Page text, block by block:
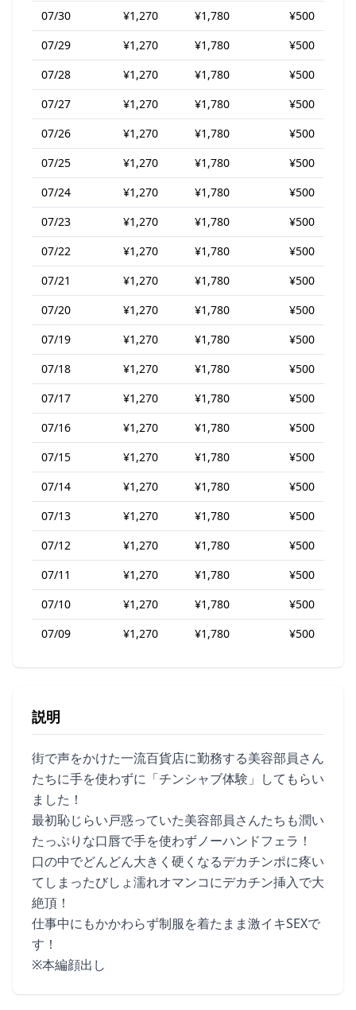
07/30 ¥1,270 ¥1,780
¥500
07/29
¥1,270 ¥1,780
¥500
07/28
¥1,270 ¥1,780
¥500
07/27
¥1,270 ¥1,780
¥500
07/26
¥1,270 ¥1,780
¥500
07/25
¥1,270 ¥1,780
¥500
07/24
¥1,270 ¥1,780
¥500
07/23
¥1,270 ¥1,780
¥500
07/22
¥1,270 ¥1,780
¥500
07/21
¥1,270 ¥1,780
¥500
07/20
¥1,270 ¥1,780
¥500
07/19
¥1,270 ¥1,780
¥500
07/18
¥1,270 ¥1,780
¥500
07/17
¥1,270 ¥1,780
¥500
07/16
¥1,270 ¥1,780
¥500
07/15
¥1,270 ¥1,780
¥500
07/14
¥1,270 ¥1,780
¥500
07/13
¥1,270 ¥1,780
¥500
07/12
¥1,270 ¥1,780
¥500
07/11
¥1,270 ¥1,780
¥500
07/10
¥1,270 ¥1,780
¥500
07/09
¥1,270 ¥1,780 ¥500
説明
街で声をかけた一流百貨店に勤務する美容部員さん
たちに手を使わずに「チンシャブ体験」してもらい
ました！
最初恥じらい戸惑っていた美容部員さんたちも潤い
たっぷりな口唇で手を使わずノーハンドフェラ！
口の中でどんどん大きく硬くなるデカチンポに疼い
てしまったびしょ濡れオマンコにデカチン挿入で大
絶頂！
仕事中にもかかわらず制服を着たまま激イキSEXで
す！
※本編顔出し